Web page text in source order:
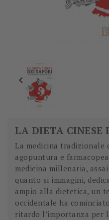

LA DIETA CINESE
La medicina tradizionale
agopuntura e
medicina millenaria,
quanto si immagini,
ampio alla dietetica, un
occidentale ha
ritardo l’importanza per